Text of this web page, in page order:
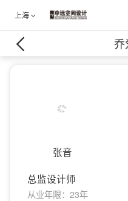
上海
乔
张音
总监设计师
从业年限：23年